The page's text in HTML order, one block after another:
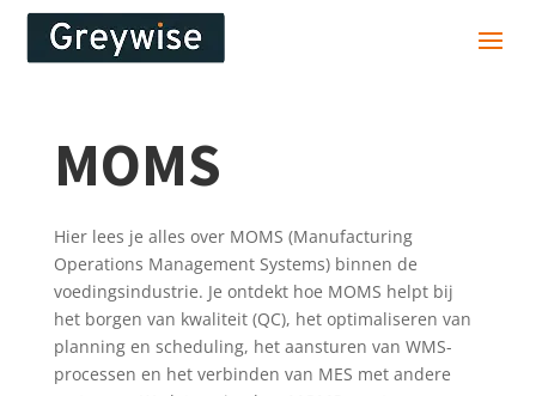
MOMS
Hier lees je alles over MOMS (Manufacturing
Operations Management Systems) binnen de
voedingsindustrie. Je ontdekt hoe MOMS helpt bij
het borgen van kwaliteit (QC), het optimaliseren van
planning en scheduling, het aansturen van WMS-
processen en het verbinden van MES met andere